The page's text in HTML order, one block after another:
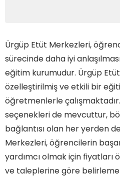
Ürgüp Etüt Merkezleri,
sürecinde daha iyi
eğitim kurumudur. Ürgüp
özelleştirilmiş ve etkili bir
öğretmenlerle
seçenekleri de mevcuttur,
bağlantısı olan her yerden
Merkezleri, öğrencilerin
yardımcı olmak için fiyatları
ve taleplerine göre